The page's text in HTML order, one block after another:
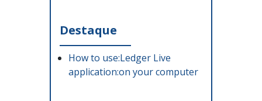
Destaque
How to use:Ledger Live
application:on your computer